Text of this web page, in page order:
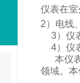
仪表在
2）电线
3）仪
4）仪
本仪
领域。 本